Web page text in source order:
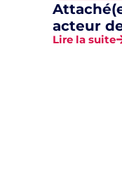
acteur
Lire la suite